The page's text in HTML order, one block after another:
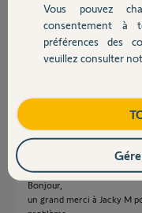
Devis avec un pro
Contact
Bonjour Patrice
Vous pouvez sans crainte
il n'y a pas de risques.
Essayez
Bonjour,
un grand merci à Jacky M
Vous pouvez
consentement
préférences des
veuillez consulter